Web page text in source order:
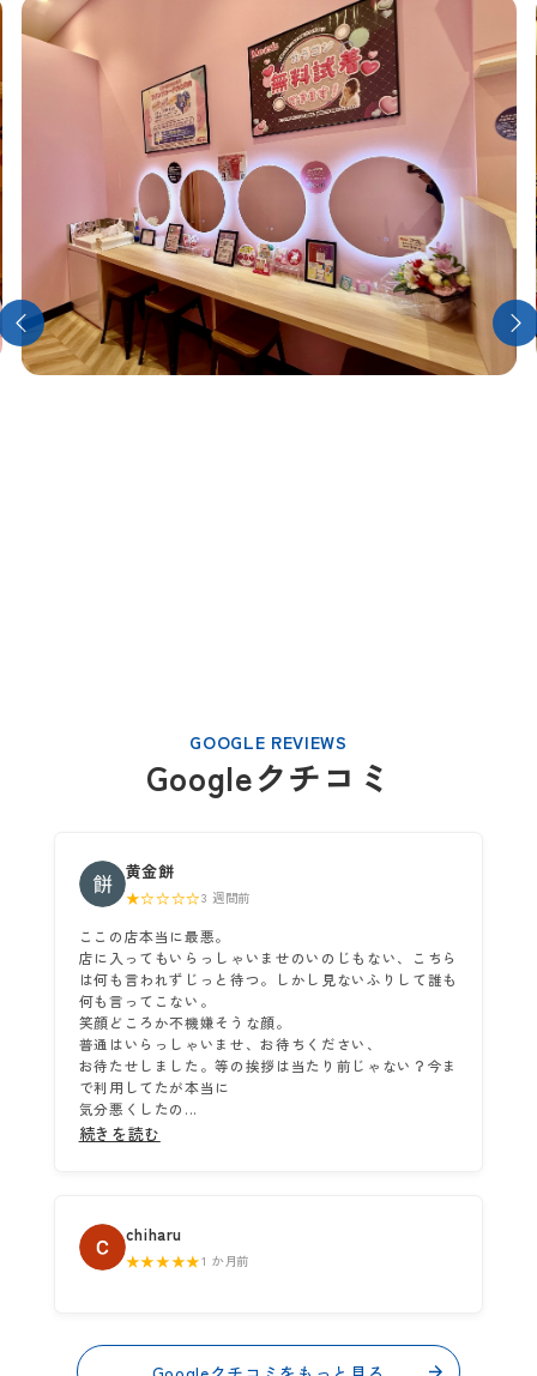
GOOGLE REVIEWS
Googleクチコミ
黄金餅
★☆☆☆☆3 週間前
ここの店本当に最悪。
店に入ってもいらっしゃいませのいのじもない、こちら
は何も言われずじっと待つ。しかし見ないふりして誰も
何も言ってこない。
笑顔どころか不機嫌そうな顔。
普通はいらっしゃいませ、お待ちください、
お待たせしました。等の挨拶は当たり前じゃない？今ま
で利用してたが本当に
気分悪くしたの...
続きを読む
chiharu
★★★★★1 か月前